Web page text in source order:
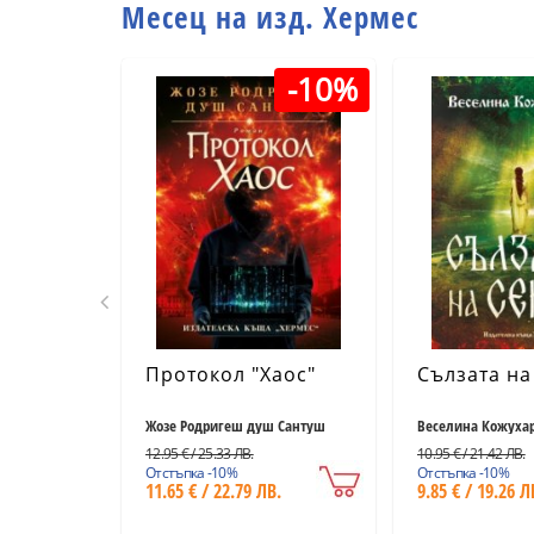
Месец на изд. Хермес
-10%
Протокол "Хаос"
Жозе Родригеш душ Сантуш
12.95 € / 25.33 ЛВ.
Отстъпка -10%
11.65 € / 22.79 ЛВ.
Сълзата
Веселина
10.95 € / 21.42 ЛВ.
Отстъпка -10%
9.85 € / 19.26